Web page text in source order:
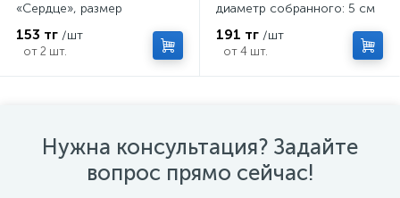
«Сердце», размер
см
153 тг /шт
от 2 шт.
диаметр собранного: 5 см
191 тг /шт
от 4 шт.
Нужна консультация? Задайте
вопрос прямо сейчас!